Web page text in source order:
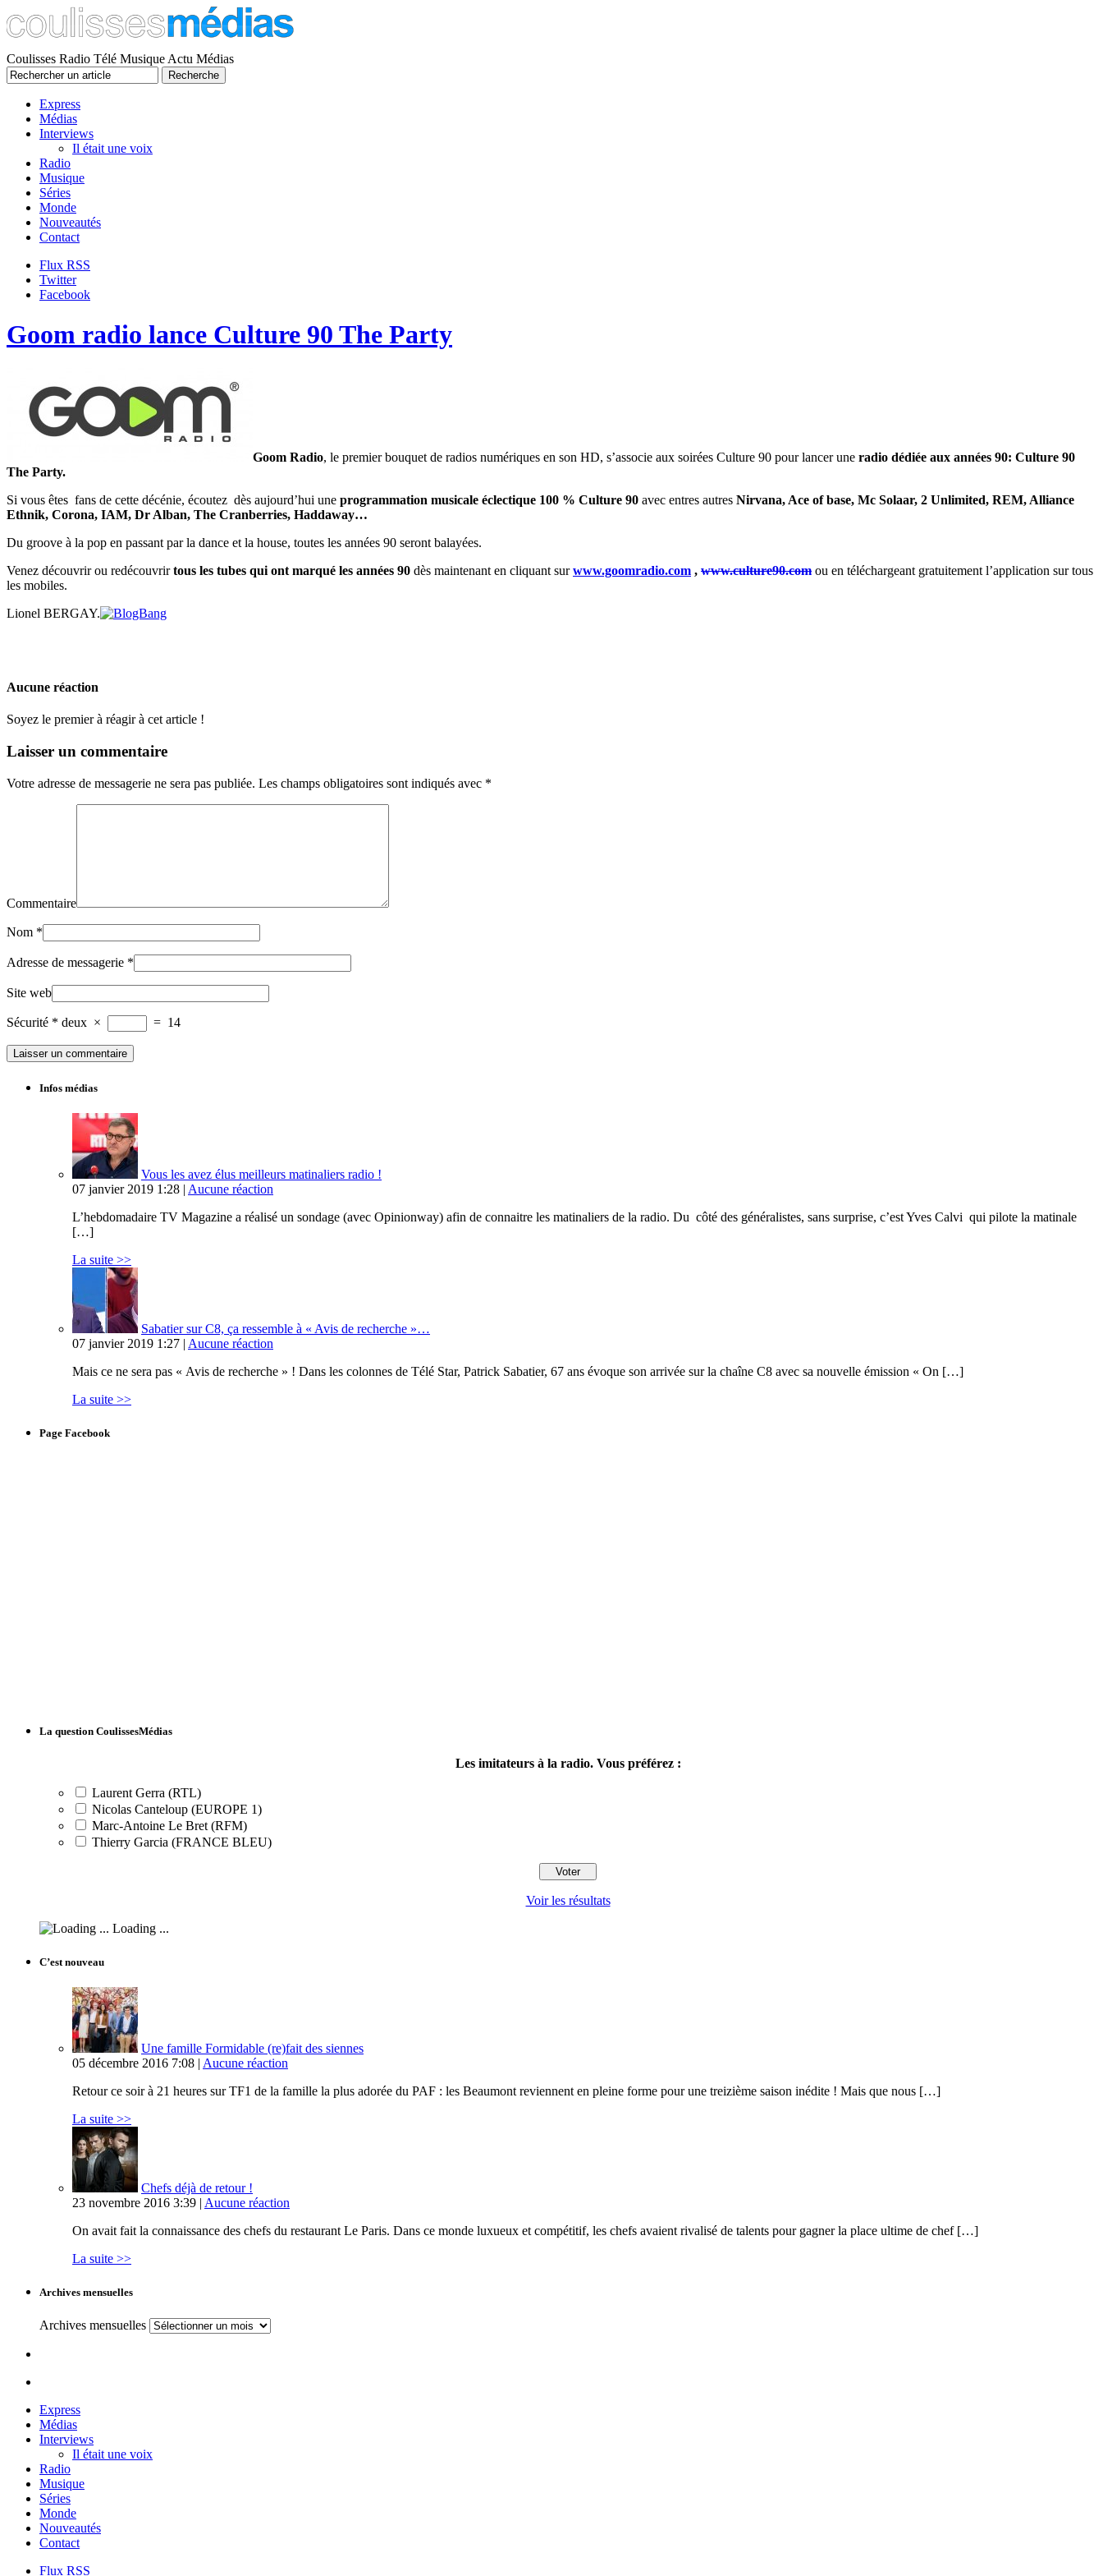
Coulisses Radio Télé Musique Actu Médias
Express
Médias
Interviews
Il était une voix
Radio
Musique
Séries
Monde
Nouveautés
Contact
Flux RSS
Twitter
Facebook
Goom radio lance Culture 90 The Party
Goom Radio, le premier bouquet de radios numériques en son HD, s’associe aux soirées Culture 90 pour lancer une radio dédiée aux années 90: Culture 90
The Party.
Si vous êtes fans de cette décénie, écoutez dès aujourd’hui une programmation musicale éclectique 100 % Culture 90 avec entres autres Nirvana, Ace of base, Mc Solaar, 2 Unlimited, REM, Alliance
Ethnik, Corona, IAM, Dr Alban, The Cranberries, Haddaway…
Du groove à la pop en passant par la dance et la house, toutes les années 90 seront balayées.
Venez découvrir ou redécouvrirtous les tubes qui ont marqué les années 90 dès maintenant en cliquant sur www.goomradio.com , www.culture90.com ou en téléchargeant gratuitement l’application sur tous
les mobiles.
Lionel BERGAY.
Aucune réaction
Soyez le premier à réagir à cet article !
Laisser un commentaire
Votre adresse de messagerie ne sera pas publiée. Les champs obligatoires sont indiqués avec *
Commentaire
Nom *
Adresse de messagerie *
Site web
Sécurité * deux × = 14
Infos médias
Vous les avez élus meilleurs matinaliers radio !
07 janvier 2019 1:28 | Aucune réaction
L’hebdomadaire TV Magazine a réalisé un sondage (avec Opinionway) afin de connaitre les matinaliers de la radio. Du côté des généralistes, sans surprise, c’est Yves Calvi qui pilote la matinale
[…]
La suite >>
Sabatier sur C8, ça ressemble à « Avis de recherche »…
07 janvier 2019 1:27 | Aucune réaction
Mais ce ne sera pas « Avis de recherche » ! Dans les colonnes de Télé Star, Patrick Sabatier, 67 ans évoque son arrivée sur la chaîne C8 avec sa nouvelle émission « On […]
La suite >>
Page Facebook
La question CoulissesMédias
Les imitateurs à la radio. Vous préférez :
Laurent Gerra (RTL)
Nicolas Canteloup (EUROPE 1)
Marc-Antoine Le Bret (RFM)
Thierry Garcia (FRANCE BLEU)
Voir les résultats
Loading ...
C’est nouveau
Une famille Formidable (re)fait des siennes
05 décembre 2016 7:08 | Aucune réaction
Retour ce soir à 21 heures sur TF1 de la famille la plus adorée du PAF : les Beaumont reviennent en pleine forme pour une treizième saison inédite ! Mais que nous […]
La suite >>
Chefs déjà de retour !
23 novembre 2016 3:39 | Aucune réaction
On avait fait la connaissance des chefs du restaurant Le Paris. Dans ce monde luxueux et compétitif, les chefs avaient rivalisé de talents pour gagner la place ultime de chef […]
La suite >>
Archives mensuelles
Archives mensuelles
Express
Médias
Interviews
Il était une voix
Radio
Musique
Séries
Monde
Nouveautés
Contact
Flux RSS